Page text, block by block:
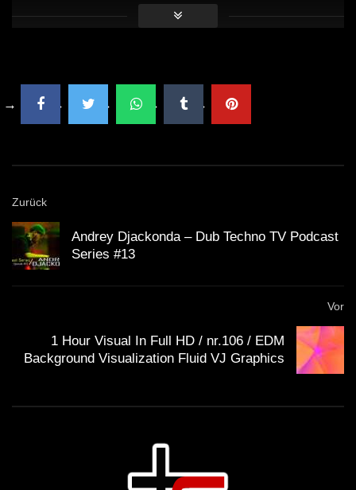
Zurück
Andrey Djackonda – Dub Techno TV Podcast
Series #13
Vor
1 Hour Visual In Full HD / nr.106 / EDM
Background Visualization Fluid VJ Graphics